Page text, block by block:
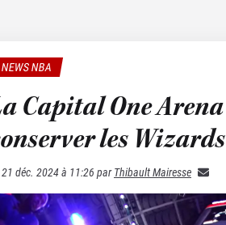
NEWS NBA
Capital One
les
21 déc. 2024 à 11:26 par Thibault Mairesse